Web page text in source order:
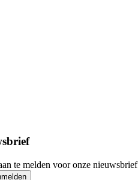
te melden voor onze nieuwsbrief